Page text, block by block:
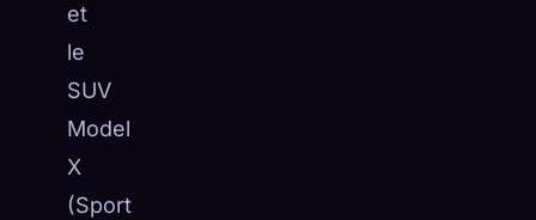
et
le
SUV
Model
X
(Sport